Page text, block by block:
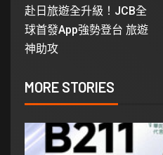
赴日旅遊全升級！JCB全
球首發App強勢登台 旅遊
神助攻
MORE STORIES